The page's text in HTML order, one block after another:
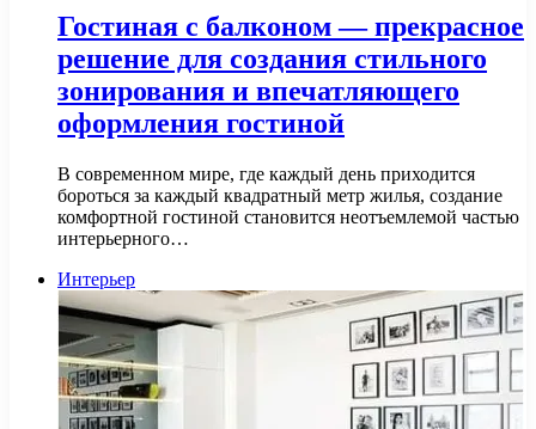
Гостиная с балконом — прекрасное
решение для создания стильного
зонирования и впечатляющего
оформления гостиной
В современном мире, где каждый день приходится
бороться за каждый квадратный метр жилья, создание
комфортной гостиной становится неотъемлемой частью
интерьерного…
Интерьер